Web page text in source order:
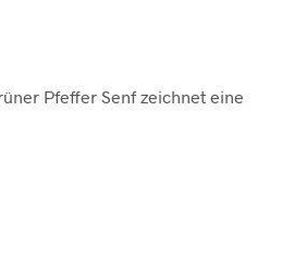
Pfeffer Senf zeichnet eine